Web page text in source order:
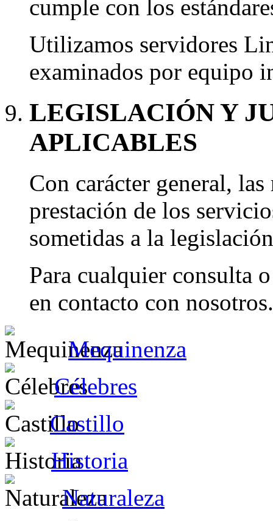
cumple con los
Utilizamos servidores
examinados por equipo
LEGISLACIÓN Y
APLICABLES
Con carácter general,
prestación de los
sometidas a la
Para cualquier consulta
en contacto con nosotros.
Mequinenza
Célebres
Castillo
Historia
Naturaleza